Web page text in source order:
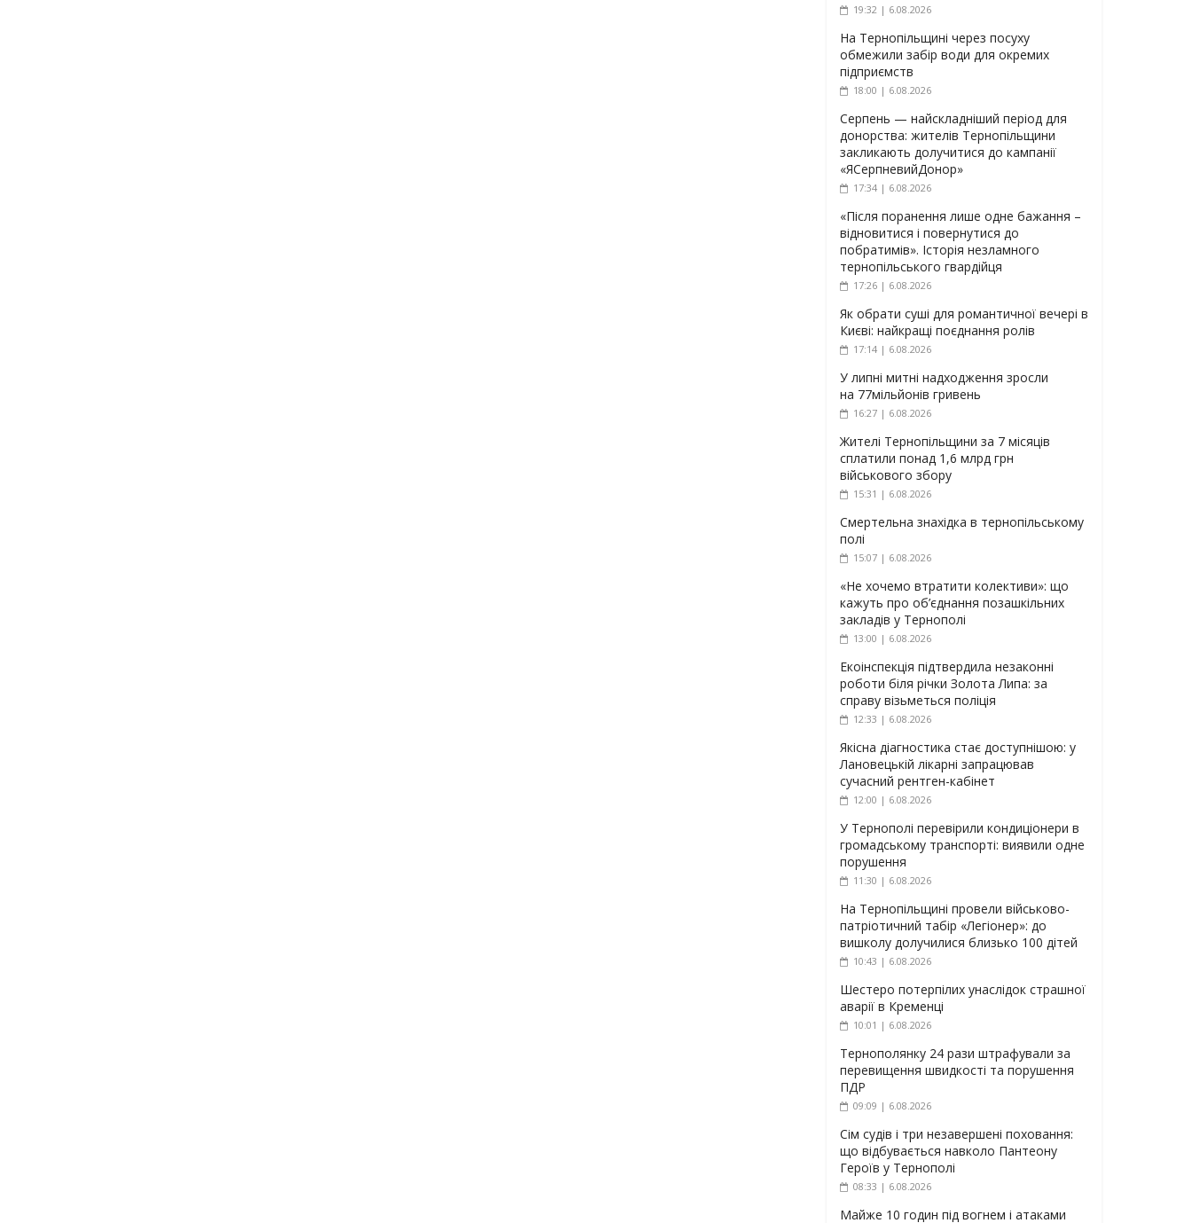
19:32 | 6.08.2026
На Тернопільщині через посуху
обмежили забір води для окремих
підприємств
18:00 | 6.08.2026
Серпень — найскладніший період для
донорства: жителів Тернопільщини
закликають долучитися до кампанії
«ЯСерпневийДонор»
17:34 | 6.08.2026
«Після поранення лише одне бажання –
відновитися і повернутися до
побратимів». Історія незламного
тернопільського гвардійця
17:26 | 6.08.2026
Як обрати суші для романтичної вечері в
Києві: найкращі поєднання ролів
17:14 | 6.08.2026
У липні митні надходження зросли
на 77мільйонів гривень
16:27 | 6.08.2026
Жителі Тернопільщини за 7 місяців
сплатили понад 1,6 млрд грн
військового збору
15:31 | 6.08.2026
Смертельна знахідка в тернопільському
полі
15:07 | 6.08.2026
«Не хочемо втратити колективи»: що
кажуть про об’єднання позашкільних
закладів у Тернополі
13:00 | 6.08.2026
Екоінспекція підтвердила незаконні
роботи біля річки Золота Липа: за
справу візьметься поліція
12:33 | 6.08.2026
Якісна діагностика стає доступнішою: у
Лановецькій лікарні запрацював
сучасний рентген-кабінет
12:00 | 6.08.2026
У Тернополі перевірили кондиціонери в
громадському транспорті: виявили одне
порушення
11:30 | 6.08.2026
На Тернопільщині провели військово-
патріотичний табір «Легіонер»: до
вишколу долучилися близько 100 дітей
10:43 | 6.08.2026
Шестеро потерпілих унаслідок страшної
аварії в Кременці
10:01 | 6.08.2026
Тернополянку 24 рази штрафували за
перевищення швидкості та порушення
ПДР
09:09 | 6.08.2026
Сім судів і три незавершені поховання:
що відбувається навколо Пантеону
Героїв у Тернополі
08:33 | 6.08.2026
Майже 10 годин під вогнем і атаками